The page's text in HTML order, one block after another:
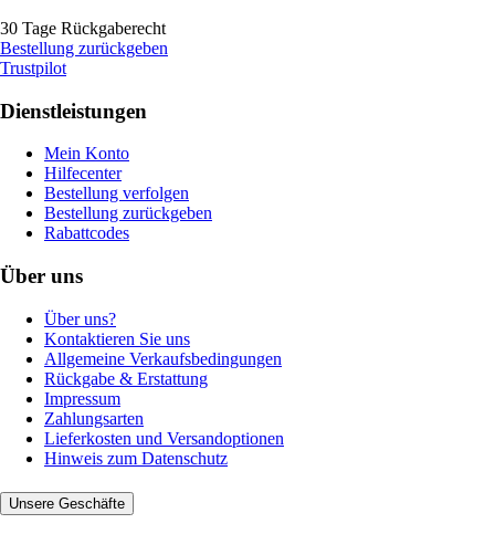
30 Tage Rückgaberecht
Bestellung zurückgeben
Trustpilot
Dienstleistungen
Mein Konto
Hilfecenter
Bestellung verfolgen
Bestellung zurückgeben
Rabattcodes
Über uns
Über uns?
Kontaktieren Sie uns
Allgemeine Verkaufsbedingungen
Rückgabe & Erstattung
Impressum
Zahlungsarten
Lieferkosten und Versandoptionen
Hinweis zum Datenschutz
Unsere Geschäfte